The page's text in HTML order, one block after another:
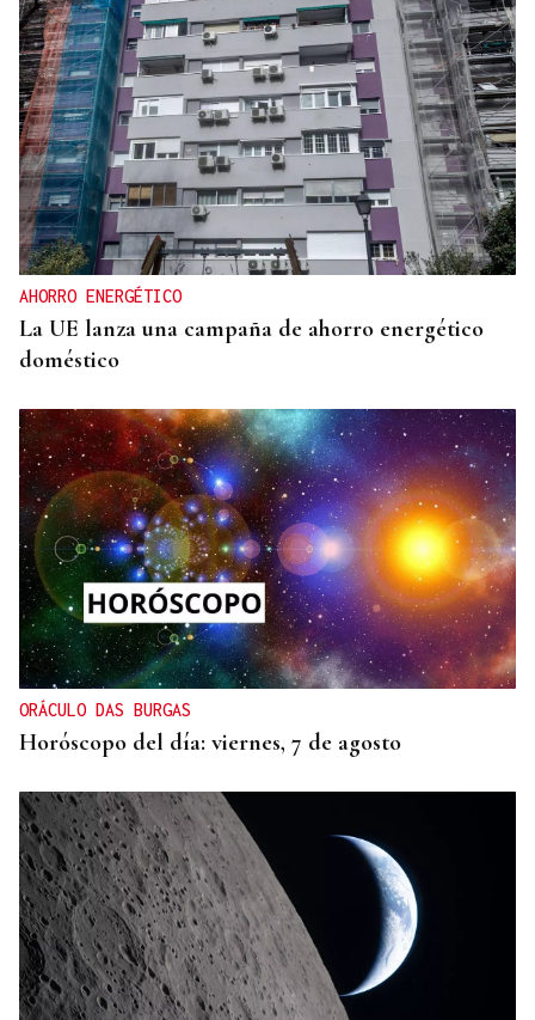
AHORRO ENERGÉTICO
La UE lanza una campaña de ahorro energético
doméstico
ORÁCULO DAS BURGAS
Horóscopo del día: viernes, 7 de agosto